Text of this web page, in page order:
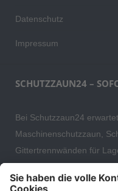
Datenschutz
Impressum
SCHUTZZAUN24 –
Bei Schutzzaun24
Maschinenschutzzaun,
Gittertrennwänden für
– direkt ab Versandlager.
hochwertige Gartenzäune